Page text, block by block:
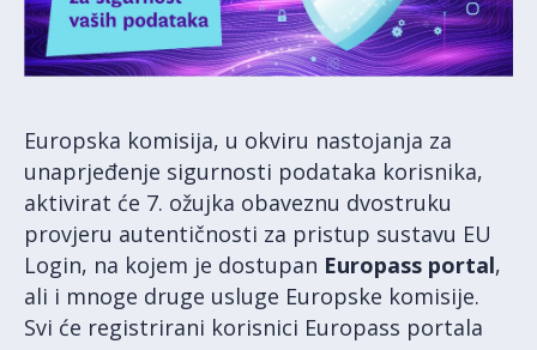
Europska komisija, u okviru nastojanja za
unaprjeđenje sigurnosti podataka korisnika,
aktivirat će 7. ožujka obaveznu dvostruku
provjeru autentičnosti za pristup sustavu EU
Login, na kojem je dostupan Europass portal,
ali i mnoge druge usluge Europske komisije.
Svi će registrirani korisnici Europass portala